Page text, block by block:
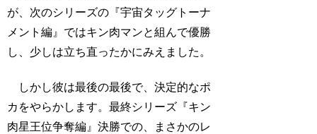
が、次のシリーズの『宇宙タッグトーナ
メント編』ではキン肉マンと組んで優勝
し、少しは立ち直ったかにみえました。
しかし彼は最後の最後で、決定的なポ
カをやらかします。最終シリーズ『キン
肉星王位争奪編』決勝での、まさかのレ